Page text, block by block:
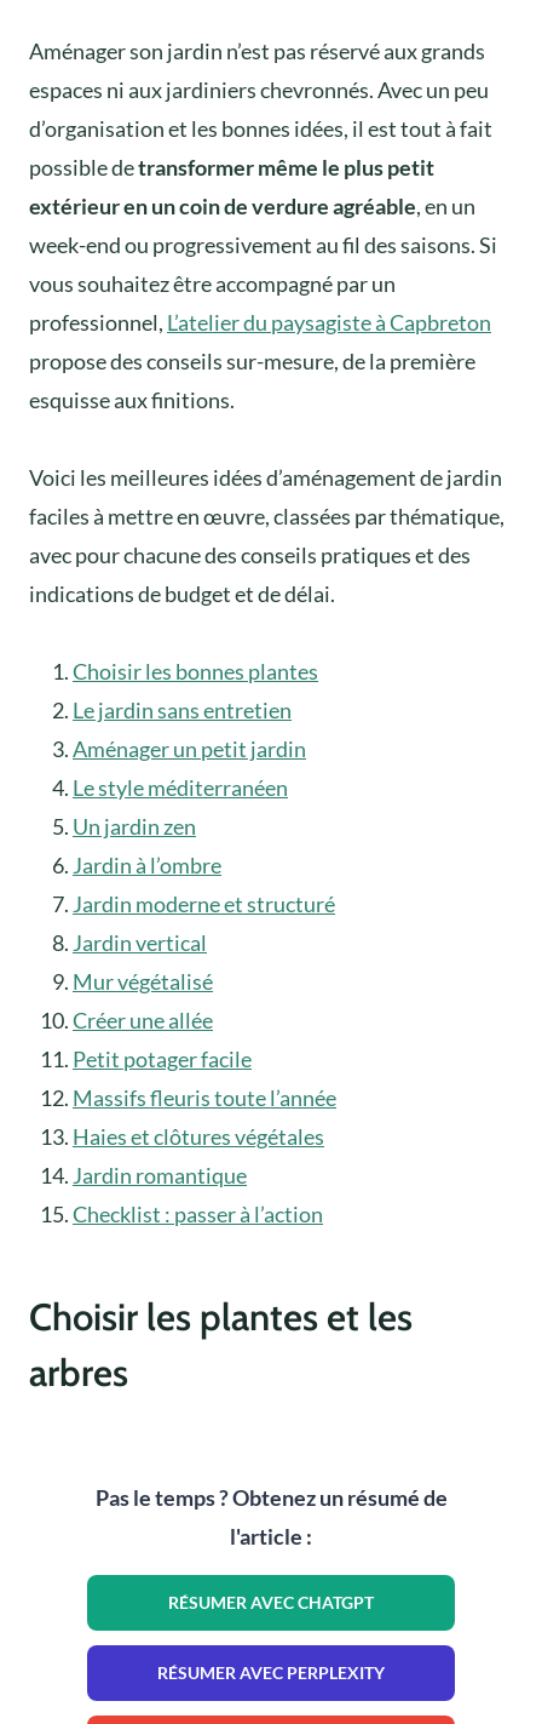
Aménager son jardin n’est pas réservé aux grands
espaces ni aux jardiniers chevronnés. Avec un peu
d’organisation et les bonnes idées, il est tout à fait
possible detransformer même le plus petit
extérieur en un coin de verdure agréable, en un
week-end ou progressivement au fil des saisons. Si
vous souhaitez être accompagné par un
professionnel, L’atelier du paysagiste à Capbreton
propose des conseils sur-mesure, de la première
esquisse aux finitions.
Voici les meilleures idées d’aménagement de jardin
faciles à mettre en œuvre, classées par thématique,
avec pour chacune des conseils pratiques et des
indications de budget et de délai.
Choisir les bonnes plantes
Le jardin sans entretien
Aménager un petit jardin
Le style méditerranéen
Un jardin zen
Jardin à l’ombre
Jardin moderne et structuré
Jardin vertical
Mur végétalisé
Créer une allée
Petit potager facile
Massifs fleuris toute l’année
Haies et clôtures végétales
Jardin romantique
Checklist : passer à l’action
Choisir les plantes et les
arbres
Pas le temps ? Obtenez un résumé de
l'article :
RÉSUMER AVEC CHATGPT
RÉSUMER AVEC PERPLEXITY